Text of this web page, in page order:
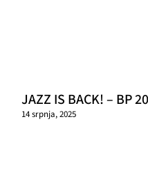
JAZZ IS BACK! – BP
14 srpnja, 2025